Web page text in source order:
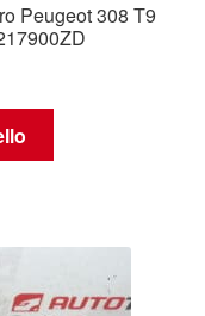
Peugeot 308 T9